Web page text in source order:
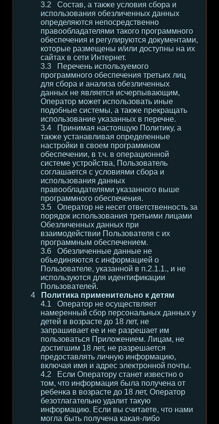
Состав, а также условия сбора и
использования обезличенных данных
определяются непосредственно
правообладателями такого программного
обеспечения и регулируются документами,
которые размещены и/или доступны на их
сайтах в сети Интернет.
Перечень используемого
программного обеспечения третьих лиц
для сбора и анализа обезличенных
данных не является исчерпывающим,
Оператор может использовать иные
подобные системы, а также прекращать
использование указанных в перечне.
Принимая настоящую Политику, а
также устанавливая определенные
настройки в своем программном
обеспечении, в т.ч. в операционной
системе устройства, Пользователь
соглашается с условиями сбора и
использования данных
правообладателями указанного выше
программного обеспечения.
Оператор не несет ответственность за
порядок использования третьими лицами
Обезличенных данных при
взаимодействии Пользователя с их
программным обеспечением.
Обезличенные данные не
объединяются с информацией о
Пользователе, указанной в п.2.1.1., и не
используются для идентификации
Пользователей.
Политика применительно к детям
Оператор не осуществляет
намеренный сбор персональных данных у
детей в возрасте до 18 лет, не
запрашивает ее и не разрешает им
пользоваться Приложением. Лицам, не
достигшим 18 лет, не разрешается
предоставлять личную информацию,
включая имя и адрес электронной почты.
Если Оператору станет известно о
том, что информация была получена от
ребенка в возрасте до 18 лет, Оператор
безотлагательно удалит такую
информацию. Если вы считаете, что нами
могла быть получена какая-либо